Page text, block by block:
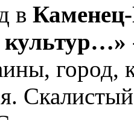
в
культур…»
город,